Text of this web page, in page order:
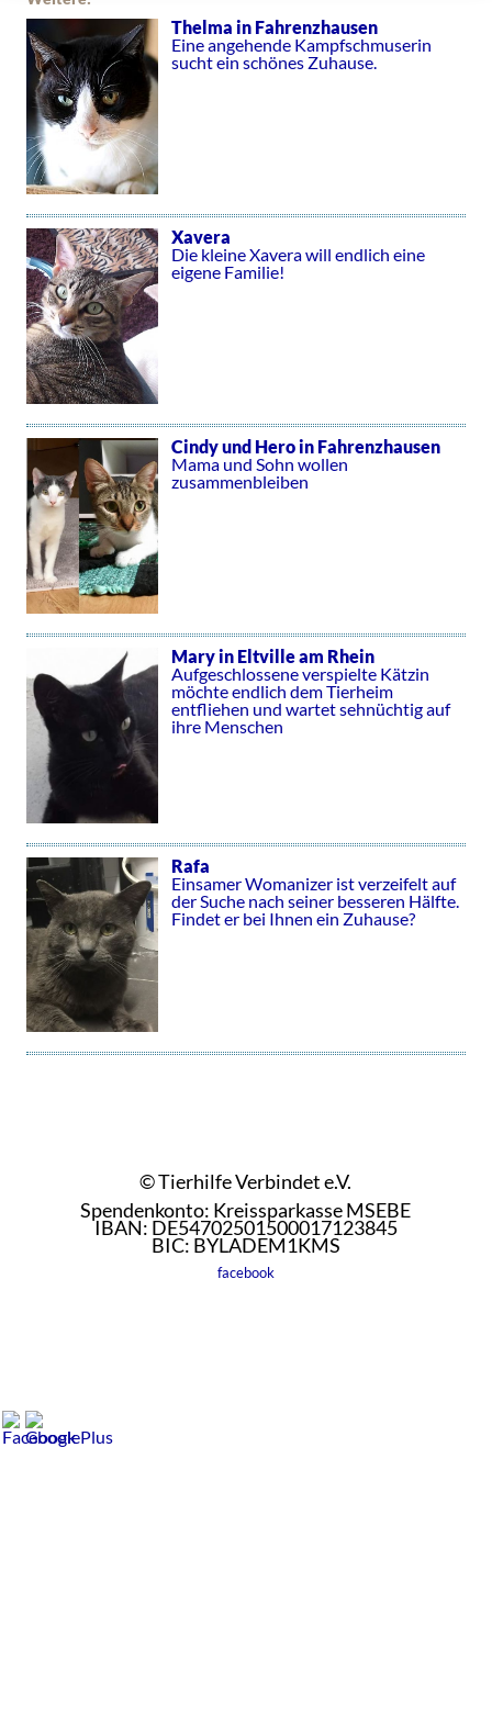
Thelma in Fahrenzhausen
Eine angehende Kampfschmuserin
sucht ein schönes Zuhause.
Xavera
Die kleine Xavera will endlich eine
eigene Familie!
Cindy und Hero in Fahrenzhausen
Mama und Sohn wollen
zusammenbleiben
Mary in Eltville am Rhein
Aufgeschlossene verspielte Kätzin
möchte endlich dem Tierheim
entfliehen und wartet sehnüchtig auf
ihre Menschen
Rafa
Einsamer Womanizer ist verzeifelt auf
der Suche nach seiner besseren Hälfte.
Findet er bei Ihnen ein Zuhause?
© Tierhilfe Verbindet e.V.
Spendenkonto: Kreissparkasse MSEBE
IBAN: DE54702501500017123845
BIC: BYLADEM1KMS
facebook